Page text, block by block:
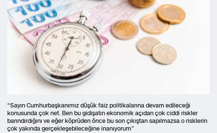
“Sayın Cumhurbaşkanımız düşük faiz politikalarına devam edileceği
konusunda çok net. Ben bu gidişatın ekonomik açıdan çok ciddi riskler
barındırdığını ve eğer köprüden önce bu son çıkıştan sapılmazsa o risklerin
çok yakında gerçekleşebileceğine inanıyorum”